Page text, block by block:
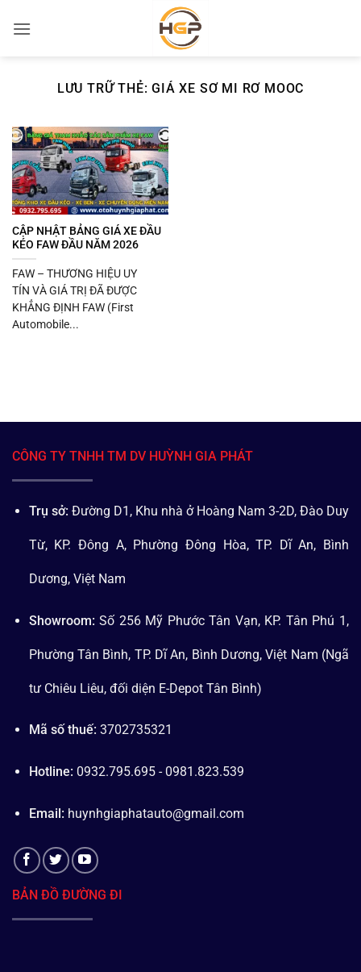
qua
LƯU TRỮ THẺ:GIÁ XE SƠ MI RƠ MOOC
CẬP NHẬT BẢNG GIÁ XE ĐẦU
KÉO FAW ĐẦU NĂM 2026
FAW – THƯƠNG HIỆU UY
TÍN VÀ GIÁ TRỊ ĐÃ ĐƯỢC
KHẲNG ĐỊNH FAW (First
Automobile...
CÔNG TY TNHH TM DV HUỲNH GIA PHÁT
Trụ sở: Đường D1, Khu nhà ở Hoàng Nam 3-2D, Đào Duy
Từ, KP. Đông A, Phường Đông Hòa, TP. Dĩ An, Bình
Dương, Việt Nam
Showroom: Số 256 Mỹ Phước Tân Vạn, KP. Tân Phú 1,
Phường Tân Bình, TP. Dĩ An, Bình Dương, Việt Nam (Ngã
tư Chiêu Liêu, đối diện E-Depot Tân Bình)
Mã số thuế: 3702735321
Hotline: 0932.795.695 - 0981.823.539
Email: huynhgiaphatauto@gmail.com
BẢN ĐỒ ĐƯỜNG ĐI